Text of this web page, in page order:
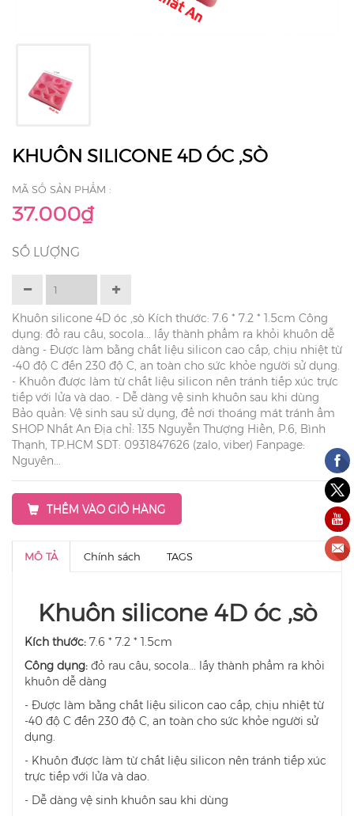
KHUÔN SILICONE 4D ÓC ,SÒ
MÃ SỐ SẢN PHẨM :
37.000₫
SỐ LƯỢNG
Khuôn silicone 4D óc ,sò Kích thước: 7.6 * 7.2 * 1.5cm Công
dụng: đỏ rau câu, socola... lấy thành phẩm ra khỏi khuôn dễ
dàng - Được làm bằng chất liệu silicon cao cấp, chịu nhiệt từ
-40 độ C đến 230 độ C, an toàn cho sức khỏe người sử dụng.
- Khuôn được làm từ chất liệu silicon nên tránh tiếp xúc trực
tiếp với lửa và dao. - Dễ dàng vệ sinh khuôn sau khi dùng
Bảo quản: Vệ sinh sau sử dụng, để nơi thoáng mát tránh ẩm
SHOP Nhất An Địa chỉ: 135 Nguyễn Thượng Hiền, P.6, Bình
Thạnh, TP.HCM SDT: 0931847626 (zalo, viber) Fanpage:
Nguyên...
THÊM VÀO GIỎ HÀNG
MÔ TẢ Chính sách TAGS
Khuôn silicone 4D óc ,sò
Kích thước: 7.6 * 7.2 * 1.5cm
Công dụng: đỏ rau câu, socola... lấy thành phẩm ra khỏi
khuôn dễ dàng
- Được làm bằng chất liệu silicon cao cấp, chịu nhiệt từ
-40 độ C đến 230 độ C, an toàn cho sức khỏe người sử
dụng.
- Khuôn được làm từ chất liệu silicon nên tránh tiếp xúc
trực tiếp với lửa và dao.
- Dễ dàng vệ sinh khuôn sau khi dùng